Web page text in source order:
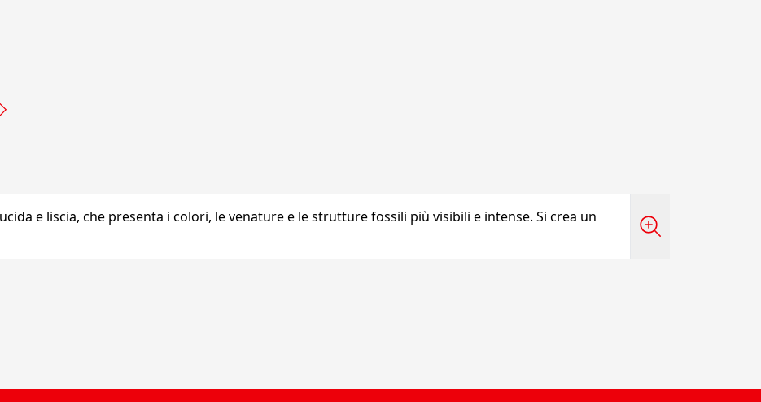
e liscia, che presenta i colori, le venature e le strutture fossili più visibili e intense. Si crea un